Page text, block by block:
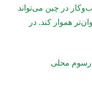
در چین می‌تواند
هموار کند. در
رسوم محلی